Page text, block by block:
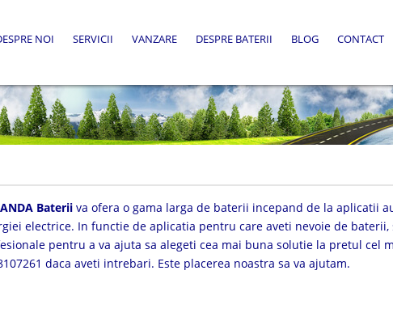
NOI SERVICII VANZARE DESPRE BATERII BLOG CONTACT
Baterii va ofera o gama larga de baterii incepand de la aplicatii
electrice. In functie de aplicatia pentru care aveti nevoie de
pentru a va ajuta sa alegeti cea mai buna solutie la pretul cel
daca aveti intrebari. Este placerea noastra sa va ajutam.